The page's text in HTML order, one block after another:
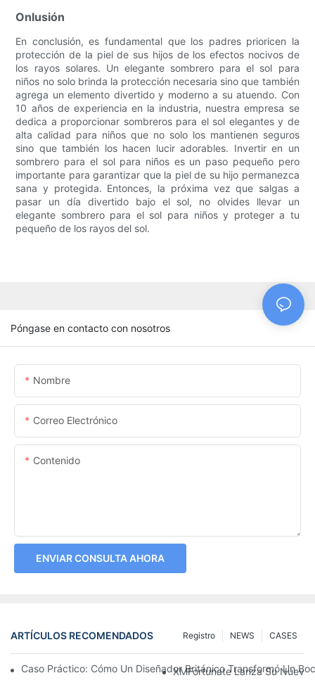
Onlusión
En conclusión, es fundamental que los padres prioricen la
protección de la piel de sus hijos de los efectos nocivos de
los rayos solares. Un elegante sombrero para el sol para
niños no solo brinda la protección necesaria sino que también
agrega un elemento divertido y moderno a su atuendo. Con
10 años de experiencia en la industria, nuestra empresa se
dedica a proporcionar sombreros para el sol elegantes y de
alta calidad para niños que no solo los mantienen seguros
sino que también los hacen lucir adorables. Invertir en un
sombrero para el sol para niños es un paso pequeño pero
importante para garantizar que la piel de su hijo permanezca
sana y protegida. Entonces, la próxima vez que salgas a
pasar un día divertido bajo el sol, no olvides llevar un
elegante sombrero para el sol para niños y proteger a tu
pequeño de los rayos del sol.
Póngase en contacto con nosotros
Nombre
Correo Electrónico
Contenido
ENVIAR CONSULTA AHORA
ARTÍCULOS RECOMENDADOS CASES
NEWS
Registro
Caso Práctico: Cómo Un Diseñador Británico Transformó Un
XMFortunate Lanza Su Nueva